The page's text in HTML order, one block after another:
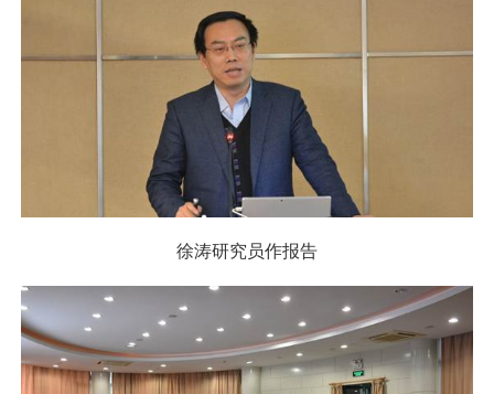
徐涛研究员作报告